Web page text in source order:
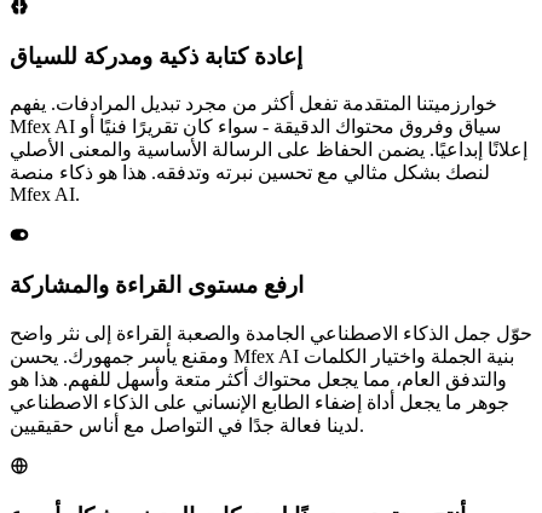
إعادة كتابة ذكية ومدركة للسياق
خوارزميتنا المتقدمة تفعل أكثر من مجرد تبديل المرادفات. يفهم
Mfex AI سياق وفروق محتواك الدقيقة - سواء كان تقريرًا فنيًا أو
إعلانًا إبداعيًا. يضمن الحفاظ على الرسالة الأساسية والمعنى الأصلي
Mfex AI.
ارفع مستوى القراءة والمشاركة
حوّل جمل الذكاء الاصطناعي الجامدة والصعبة القراءة إلى نثر واضح
ومقنع يأسر جمهورك. يحسن Mfex AI بنية الجملة واختيار الكلمات
والتدفق العام، مما يجعل محتواك أكثر متعة وأسهل للفهم. هذا هو